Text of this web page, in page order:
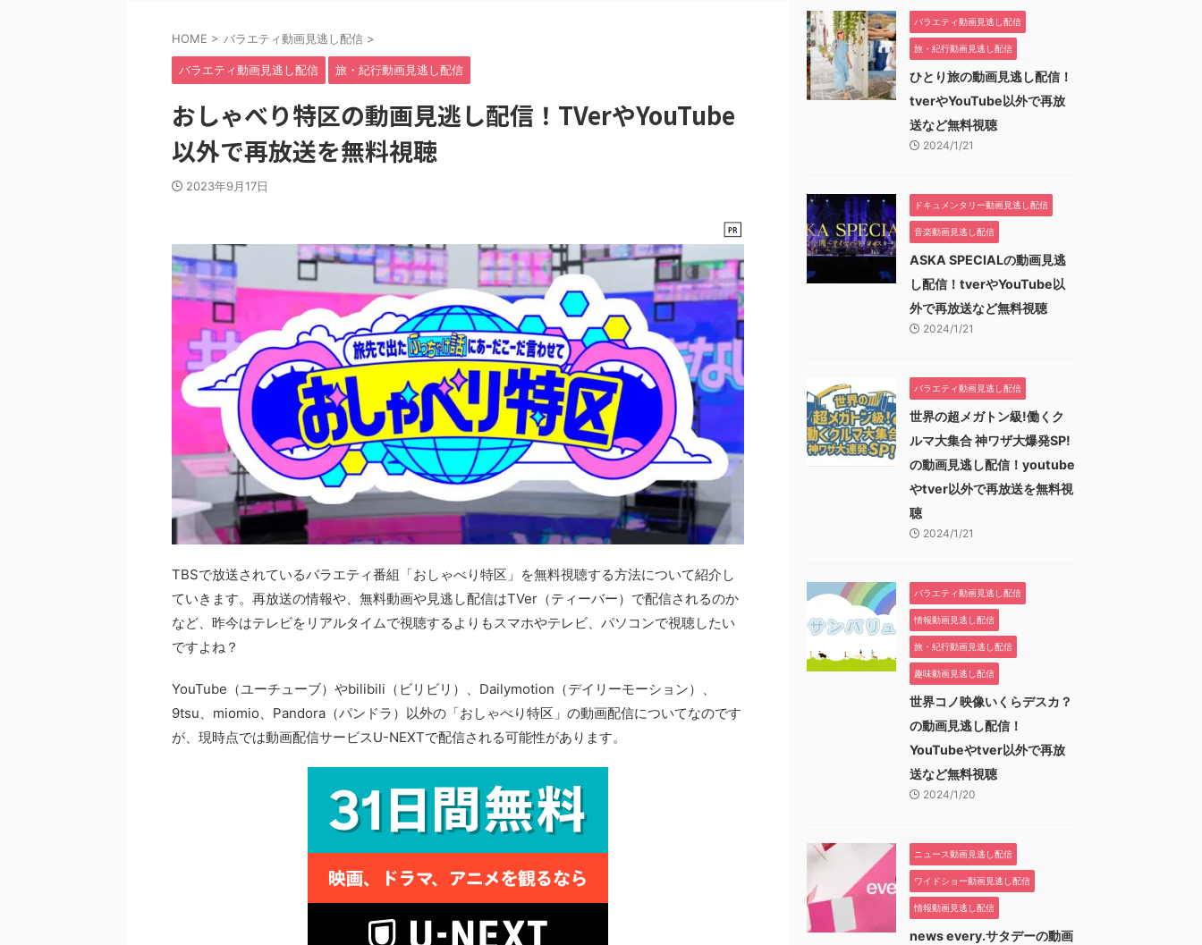
HOME > バラエティ動画見逃し配信 >
バラエティ動画見逃し配信 旅・紀行動画見逃し配信
おしゃべり特区の動画見逃し配信！TVerやYouTube
以外で再放送を無料視聴
2023年9月17日
TBSで放送されているバラエティ番組「おしゃべり特区」を無料視聴する方法について紹介し
ていきます。再放送の情報や、無料動画や見逃し配信はTVer（ティーバー）で配信されるのか
など、昨今はテレビをリアルタイムで視聴するよりもスマホやテレビ、パソコンで視聴したい
ですよね？
YouTube（ユーチューブ）やbilibili（ビリビリ）、Dailymotion（デイリーモーション）、
9tsu、miomio、Pandora（パンドラ）以外の「おしゃべり特区」の動画配信についてなのです
が、現時点では動画配信サービスU-NEXTで配信される可能性があります。
バラエティ動画見逃し配信
旅・紀行動画見逃し配信
ひとり旅の動画見逃し配信！
tverやYouTube以外で再放
送など無料視聴
2024/1/21
ドキュメンタリー動画見逃し配信
音楽動画見逃し配信
ASKA SPECIALの動画見逃
し配信！tverやYouTube以
外で再放送など無料視聴
2024/1/21
バラエティ動画見逃し配信
世界の超メガトン級!働くク
ルマ大集合 神ワザ大爆発SP!
の動画見逃し配信！youtube
やtver以外で再放送を無料視
聴
2024/1/21
バラエティ動画見逃し配信
情報動画見逃し配信
旅・紀行動画見逃し配信
趣味動画見逃し配信
世界コノ映像いくらデスカ？
の動画見逃し配信！
YouTubeやtver以外で再放
送など無料視聴
2024/1/20
ニュース動画見逃し配信
ワイドショー動画見逃し配信
情報動画見逃し配信
news every.サタデーの動画